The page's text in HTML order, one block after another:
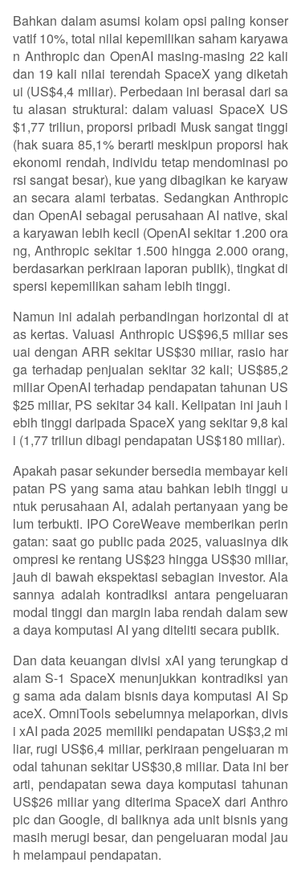
Bahkan dalam asumsi kolam opsi paling konser
vatif 10%, total nilai kepemilikan saham karyawa
n Anthropic dan OpenAI masing-masing 22 kali
dan 19 kali nilai terendah SpaceX yang diketah
ui (US$4,4 miliar). Perbedaan ini berasal dari sa
tu alasan struktural: dalam valuasi SpaceX US
$1,77 triliun, proporsi pribadi Musk sangat tinggi
(hak suara 85,1% berarti meskipun proporsi hak
ekonomi rendah, individu tetap mendominasi po
rsi sangat besar), kue yang dibagikan ke karyaw
an secara alami terbatas. Sedangkan Anthropic
dan OpenAI sebagai perusahaan AI native, skal
a karyawan lebih kecil (OpenAI sekitar 1.200 ora
ng, Anthropic sekitar 1.500 hingga 2.000 orang,
berdasarkan perkiraan laporan publik), tingkat di
spersi kepemilikan saham lebih tinggi.
Namun ini adalah perbandingan horizontal di at
as kertas. Valuasi Anthropic US$96,5 miliar ses
uai dengan ARR sekitar US$30 miliar, rasio har
ga terhadap penjualan sekitar 32 kali; US$85,2
miliar OpenAI terhadap pendapatan tahunan US
$25 miliar, PS sekitar 34 kali. Kelipatan ini jauh l
ebih tinggi daripada SpaceX yang sekitar 9,8 kal
i (1,77 triliun dibagi pendapatan US$180 miliar).
Apakah pasar sekunder bersedia membayar keli
patan PS yang sama atau bahkan lebih tinggi u
ntuk perusahaan AI, adalah pertanyaan yang be
lum terbukti. IPO CoreWeave memberikan perin
gatan: saat go public pada 2025, valuasinya dik
ompresi ke rentang US$23 hingga US$30 miliar,
jauh di bawah ekspektasi sebagian investor. Ala
sannya adalah kontradiksi antara pengeluaran
modal tinggi dan margin laba rendah dalam sew
a daya komputasi AI yang diteliti secara publik.
Dan data keuangan divisi xAI yang terungkap d
alam S-1 SpaceX menunjukkan kontradiksi yan
g sama ada dalam bisnis daya komputasi AI Sp
aceX. OmniTools sebelumnya melaporkan, divis
i xAI pada 2025 memiliki pendapatan US$3,2 mi
liar, rugi US$6,4 miliar, perkiraan pengeluaran m
odal tahunan sekitar US$30,8 miliar. Data ini ber
arti, pendapatan sewa daya komputasi tahunan
US$26 miliar yang diterima SpaceX dari Anthro
pic dan Google, di baliknya ada unit bisnis yang
masih merugi besar, dan pengeluaran modal jau
h melampaui pendapatan.